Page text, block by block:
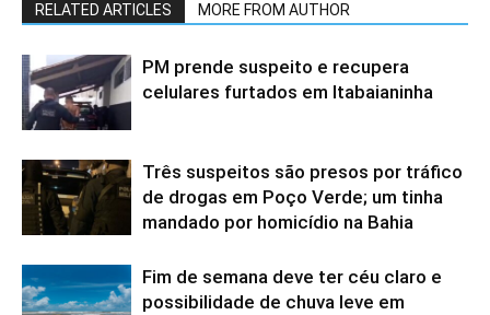
RELATED ARTICLES MORE FROM AUTHOR
PM prende suspeito e recupera
celulares furtados em Itabaianinha
Três suspeitos são presos por tráfico
de drogas em Poço Verde; um tinha
mandado por homicídio na Bahia
Fim de semana deve ter céu claro e
possibilidade de chuva leve em